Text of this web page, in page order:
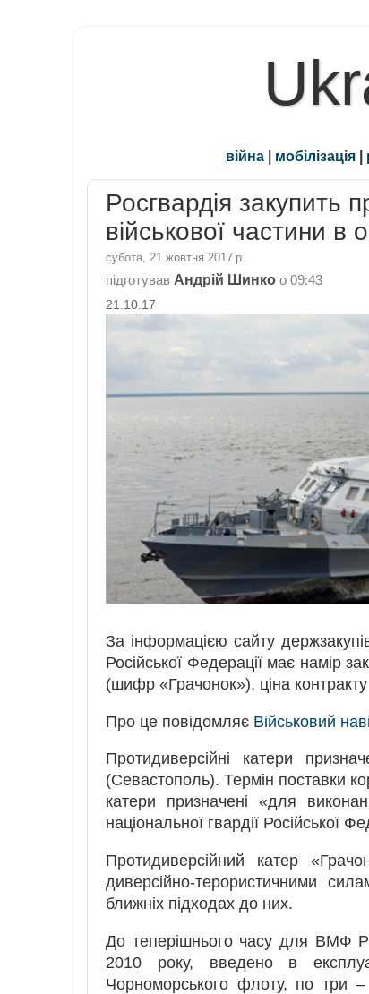
війна | мобілізація |
Росгвардія закупить
військової частини
субота, 21 жовтня 2017 р.
підготував Андрій Шинко о 09:43
21.10.17
За інформацією сайту
Російської Федерації має намір
(шифр «Грачонок»), ціна
Про це повідомляє Військовий
Протидиверсійні катери
(Севастополь). Термін поставки
катери призначені «для
національної гвардії Російської
Протидиверсійний катер
диверсійно-терористичними
ближніх підходах до них.
До теперішнього часу для ВМФ
2010 року, введено в
Чорноморського флоту, по три –